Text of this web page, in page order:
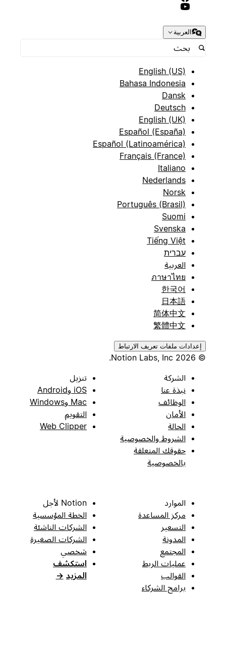
العربية
English (US)
Bahasa Indonesia
Dansk
Deutsch
English (UK)
Español (España)
Español (Latinoamérica)
Français (France)
Italiano
Nederlands
Norsk
Português (Brasil)
Suomi
Svenska
Tiếng Việt
עברית
العربية
ภาษาไทย
한국어
日本語
简体中文
繁體中文
إعدادات ملفات تعريف الارتباط
الشركة
نبذة عنا
الوظائف
الأمان
الحالة
الشروط والخصوصية
حقوقك المتعلقة
بالخصوصية
تنزيل
iOS وAndroid
Mac وWindows
التقويم
Web Clipper
الموارد
مركز المساعدة
التسعير
المدونة
المجتمع
عمليات الربط
القوالب
برامج الشركاء
Notion لأجل
الخطة المؤسسية
الشركات الناشئة
الشركات الصغيرة
شخصي
استكشف
المزيد →